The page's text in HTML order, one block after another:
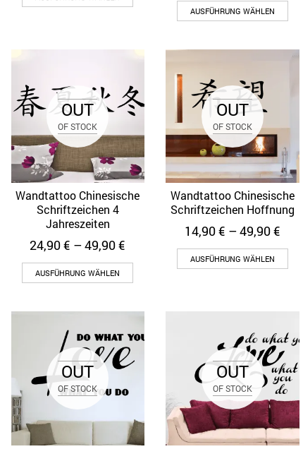
AUSFÜHRUNG WÄHLEN
OUT
OF STOCK
Quick View
Wandtattoo Chinesische
Schriftzeichen 4
Jahreszeiten
24,90€ –49,90€
AUSFÜHRUNG WÄHLEN
OUT
OF STOCK
Quick View
Wandtattoo Chinesische
Schriftzeichen Hoffnung
14,90€ –49,90€
AUSFÜHRUNG WÄHLEN
OUT
OF STOCK
OUT
OF STOCK